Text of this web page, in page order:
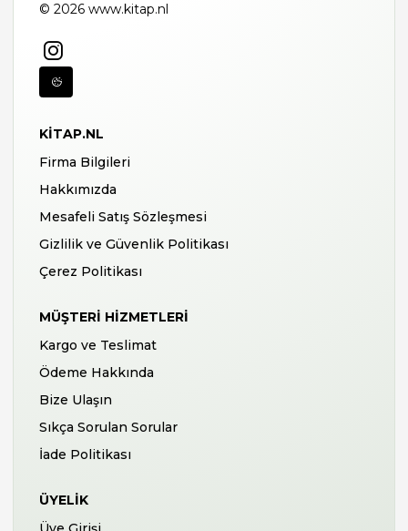
© 2026 www.kitap.nl
KITAP.NL
Firma Bilgileri
Hakkımızda
Mesafeli Satış Sözleşmesi
Gizlilik ve Güvenlik Politikası
Çerez Politikası
MÜŞTERI HIZMETLERI
Kargo ve Teslimat
Ödeme Hakkında
Bize Ulaşın
Sıkça Sorulan Sorular
İade Politikası
ÜYELIK